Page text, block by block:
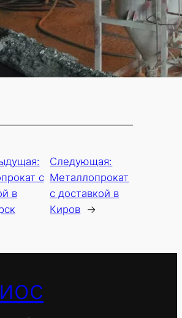
с
в
Следующая:
Металлопрокат
с доставкой в
Киров →